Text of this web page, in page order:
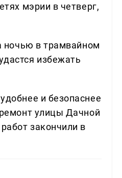
мэрии в четверг,
ночью в трамвайном
избежать
и безопаснее
улицы Дачной
закончили в